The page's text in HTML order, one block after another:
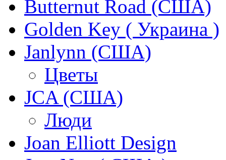
Butternut Road (США)
Golden Key ( Украина )
Janlynn (США)
Цветы
JCA (США)
Люди
Joan Elliott Design